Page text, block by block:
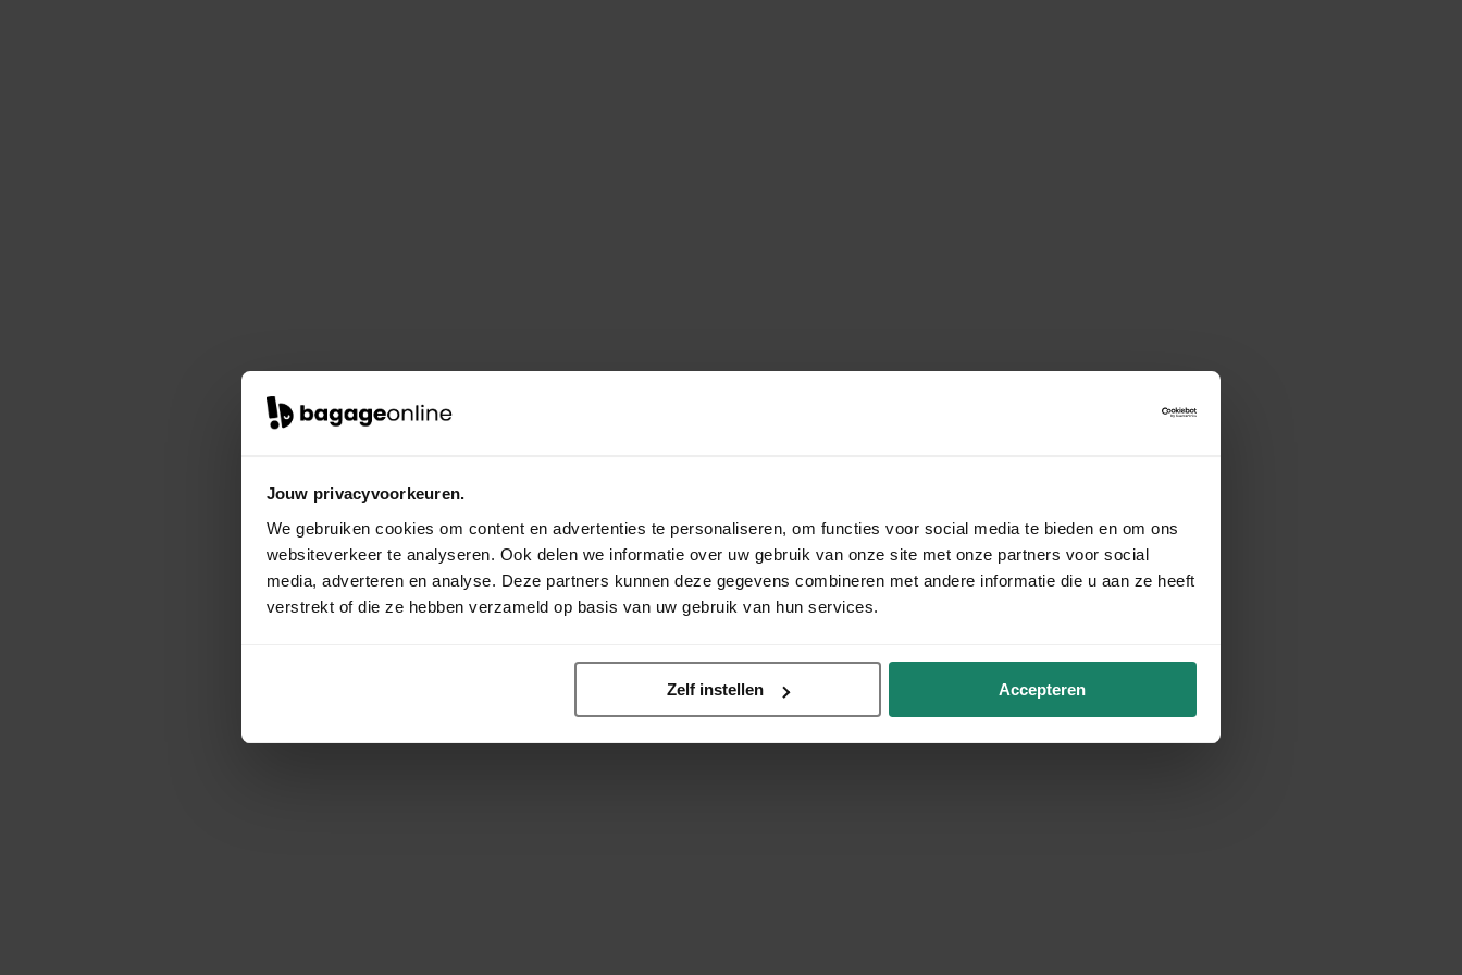
Jouw privacyvoorkeuren.
We gebruiken cookies om content en advertenties te personaliseren, om functies voor social media te bieden en om ons
websiteverkeer te analyseren. Ook delen we informatie over uw gebruik van onze site met onze partners voor social
media, adverteren en analyse. Deze partners kunnen deze gegevens combineren met andere informatie die u aan ze heeft
verstrekt of die ze hebben verzameld op basis van uw gebruik van hun services.
Zelf instellen Accepteren